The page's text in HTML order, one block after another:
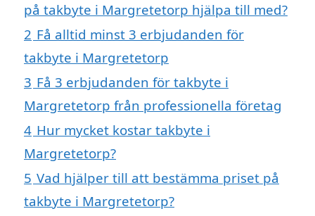
på takbyte i Margretetorp hjälpa till med?
2 Få alltid minst 3 erbjudanden för
takbyte i Margretetorp
3 Få 3 erbjudanden för takbyte i
Margretetorp från professionella företag
4 Hur mycket kostar takbyte i
Margretetorp?
5 Vad hjälper till att bestämma priset på
takbyte i Margretetorp?